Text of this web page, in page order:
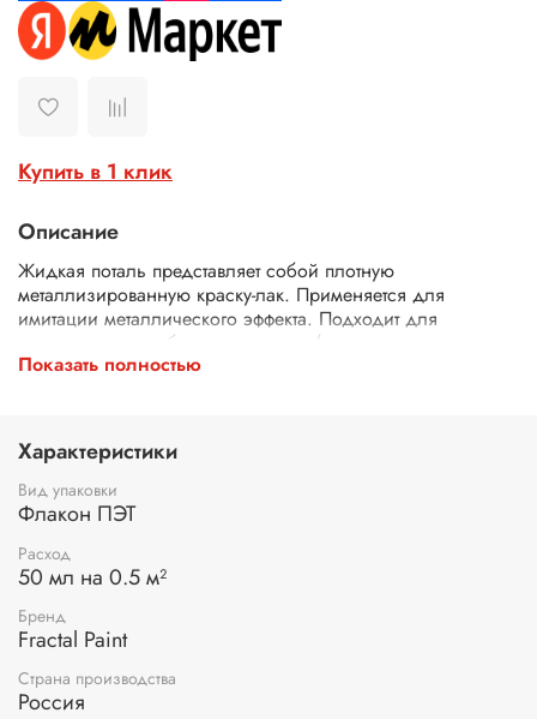
Купить в 1 клик
Описание
Жидкая поталь представляет собой плотную
металлизированную краску-лак. Применяется для
имитации металлического эффекта. Подходит для
нанесения на любую поверхность (дерево, картон,
керамика, пластик, гипс и др.). Хорошо сочетается
требуется.
Показать полностью
Характеристики
Вид упаковки
Флакон ПЭТ
Расход
50 мл на 0.5 м²
Бренд
Fractal Paint
Страна производства
Россия